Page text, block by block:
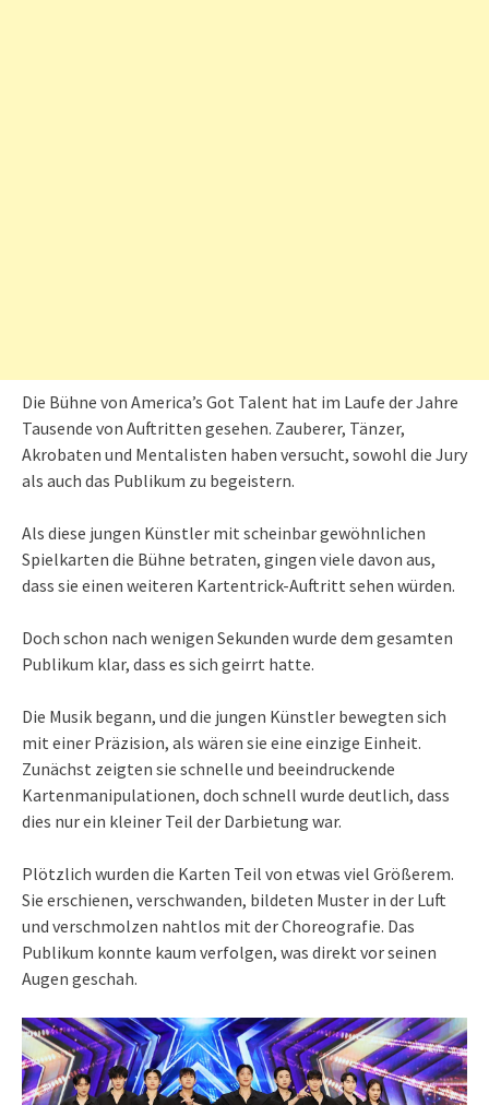
Die Bühne von America’s Got Talent hat im Laufe der Jahre
Tausende von Auftritten gesehen. Zauberer, Tänzer,
Akrobaten und Mentalisten haben versucht, sowohl die Jury
als auch das Publikum zu begeistern.
Als diese jungen Künstler mit scheinbar gewöhnlichen
Spielkarten die Bühne betraten, gingen viele davon aus,
dass sie einen weiteren Kartentrick-Auftritt sehen würden.
Doch schon nach wenigen Sekunden wurde dem gesamten
Publikum klar, dass es sich geirrt hatte.
Die Musik begann, und die jungen Künstler bewegten sich
mit einer Präzision, als wären sie eine einzige Einheit.
Zunächst zeigten sie schnelle und beeindruckende
Kartenmanipulationen, doch schnell wurde deutlich, dass
dies nur ein kleiner Teil der Darbietung war.
Plötzlich wurden die Karten Teil von etwas viel Größerem.
Sie erschienen, verschwanden, bildeten Muster in der Luft
und verschmolzen nahtlos mit der Choreografie. Das
Publikum konnte kaum verfolgen, was direkt vor seinen
Augen geschah.